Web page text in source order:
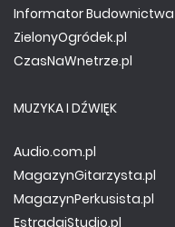
Informator Budownictwa
ZielonyOgródek.pl
CzasNaWnetrze.pl
MUZYKA I DŹWIĘK
Audio.com.pl
MagazynGitarzysta.pl
MagazynPerkusista.pl
EstradaiStudio.pl